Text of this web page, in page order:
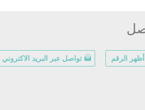
أظهر الرقم تواصل عبر البريد الاكتروني